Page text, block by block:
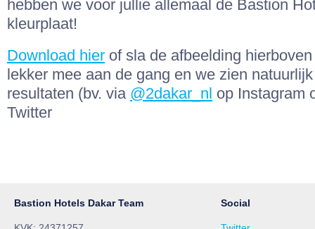
hebben we voor jullie allemaal de Bastion
kleurplaat!
Download hier of sla de afbeelding
lekker mee aan de gang en we zien
resultaten (bv. via @2dakar_nl op Instagram
Twitter
Bastion Hotels Dakar Team Social